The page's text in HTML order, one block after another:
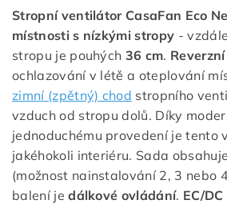
Stropní ventilátor CasaFan Eco
místnosti s nízkými stropy -
stropu je pouhých 36 cm.
ochlazování v létě a oteplování
zimní (zpětný) chod stropního
vzduch od stropu dolů. Díky
jednoduchému provedení je tento
jakéhokoli interiéru. Sada
(možnost nainstalování 2, 3 nebo
balení jedálkové ovládání. EC/